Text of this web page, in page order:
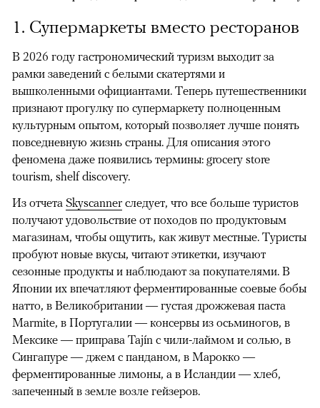
1. Супермаркеты вместо ресторанов
В 2026 году гастрономический туризм выходит за
рамки заведений с белыми скатертями и
вышколенными официантами. Теперь путешественники
признают прогулку по супермаркету полноценным
культурным опытом, который позволяет лучше понять
повседневную жизнь страны. Для описания этого
феномена даже появились термины: grocery store
tourism, shelf discovery.
Из отчета Skyscanner следует, что все больше туристов
получают удовольствие от походов по продуктовым
магазинам, чтобы ощутить, как живут местные. Туристы
пробуют новые вкусы, читают этикетки, изучают
сезонные продукты и наблюдают за покупателями. В
Японии их впечатляют ферментированные соевые бобы
натто, в Великобритании — густая дрожжевая паста
Marmite, в Португалии — консервы из осьминогов, в
Мексике — приправа Tajín с чили-лаймом и солью, в
Сингапуре — джем с панданом, в Марокко —
ферментированные лимоны, а в Исландии — хлеб,
запеченный в земле возле гейзеров.